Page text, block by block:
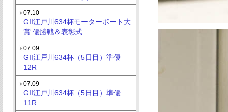
07.10
GII江戸川634杯モーターボート大
賞 優勝戦＆表彰式
07.09
GII江戸川634杯（5日目）準優
12R
07.09
GII江戸川634杯（5日目）準優
11R